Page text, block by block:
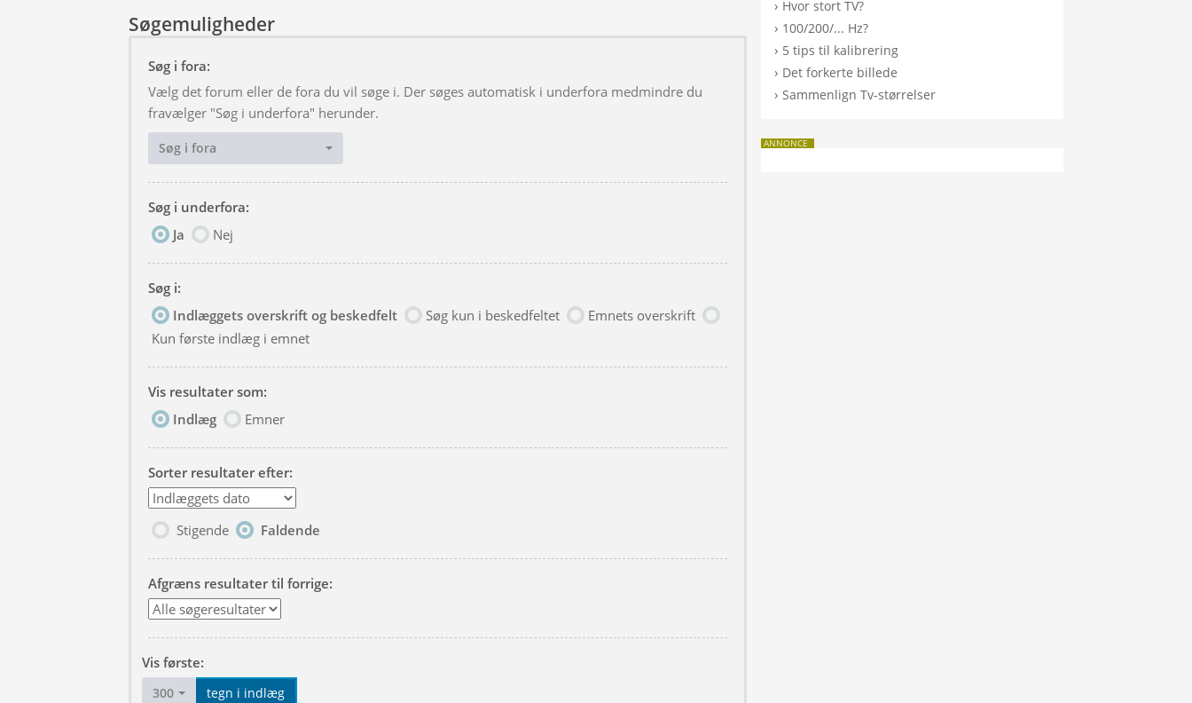
Søgemuligheder
Søg i fora:
Vælg det forum eller de fora du vil søge i. Der søges automatisk i underfora medmindre du
fravælger "Søg i underfora" herunder.
Søg i fora
Søg i underfora:
Ja
Nej
Søg i:
Indlæggets overskrift og beskedfelt
Søg kun i beskedfeltet
Emnets overskrift
Kun første indlæg i emnet
Vis resultater som:
Indlæg
Emner
Sorter resultater efter:
Stigende Faldende
Afgræns resultater til forrige:
Vis første:
300 tegn i indlæg
› Hvor stort TV?
› 100/200/... Hz?
› 5 tips til kalibrering
› Det forkerte billede
›Sammenlign Tv-størrelser
ANNONCE